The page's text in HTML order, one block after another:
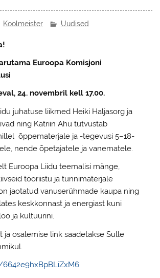
Koolmeister Uudised
Euroopa Komisjoni
24. novembril kell 17.00.
juhatuse liikmed Heiki Haljasorg ja
ning Katriin Ahu tutvustab
õppematerjale ja -tegevusi 5–18-
nende õpetajatele ja vanematele.
Euroopa Liidu teemalisi mänge,
tööriistu ja tunnimaterjale
jaotatud vanuserühmade kaupa ning
keskkonnast ja energiast kuni
ja kultuurini.
ja osalemise link saadetakse Sulle